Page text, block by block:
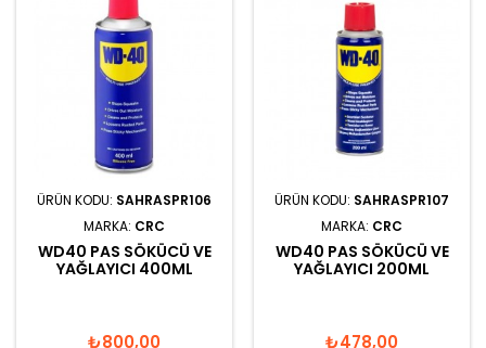
ÜRÜN KODU: SAHRASPR106
MARKA: CRC
WD40 PAS SÖKÜCÜ VE
YAĞLAYICI 400ML
₺800,00
ÜRÜN KODU: SAHRASPR107
MARKA: CRC
WD40 PAS SÖKÜCÜ VE
YAĞLAYICI 200ML
₺478,00